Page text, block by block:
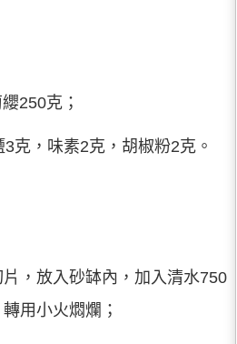
250克；
克，味素2克，胡椒粉2克。
，放入砂缽內，加入清水750
用小火燜爛；